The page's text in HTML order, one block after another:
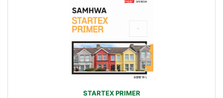
STARTEX PRIMER